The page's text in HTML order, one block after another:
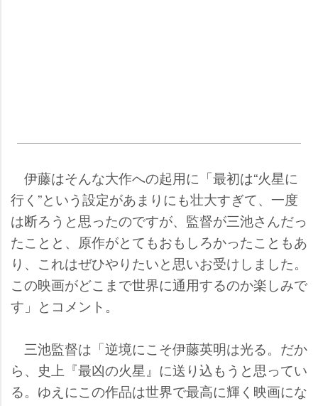
伊藤はそんな大作への起用に「最初は“火星に
行く”という設定があまりにも壮大すぎて、一度
は断ろうと思ったのですが、監督が三池さんだっ
たことと、原作がとてもおもしろかったこともあ
り、これはぜひやりたいと思いお受けしました。
この映画がどこまで世界に通用するのか楽しみで
す」とコメント。
三池監督は「逆境にこそ伊藤英明は光る。だか
ら、史上『最凶の火星』に送り込もうと思ってい
る。ゆえにこの作品は世界で最高に輝く映画にな